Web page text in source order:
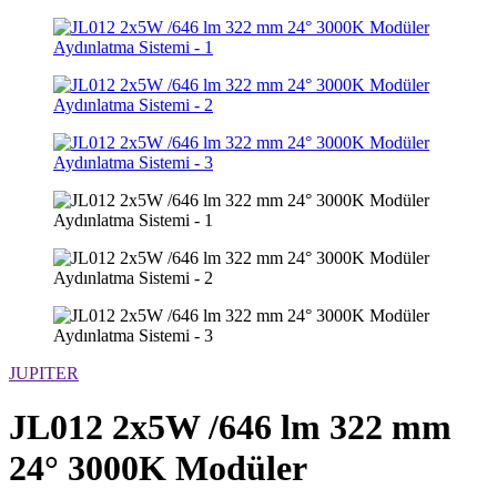
JUPITER
JL012 2x5W /646 lm 322 mm
24° 3000K Modüler